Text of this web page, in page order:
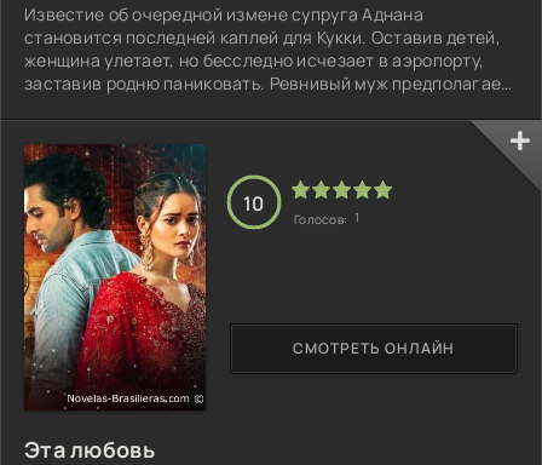
Известие об очередной измене супруга Аднана
становится последней каплей для Кукки. Оставив детей,
женщина улетает, но бесследно исчезает в аэропорту,
заставив родню паниковать. Ревнивый муж предполагает,
Эта любовь
СМОТРЕТЬ ОНЛАЙН
10
Голосов: 1